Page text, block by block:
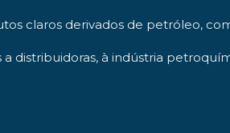
claros derivados de petróleo,
distribuidoras, à indústria